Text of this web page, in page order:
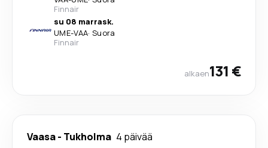
Finnair
su 08 marrask.
UME-VAA· Suora
Finnair
alkaen131 €
Vaasa- Tukholma 4 päivää